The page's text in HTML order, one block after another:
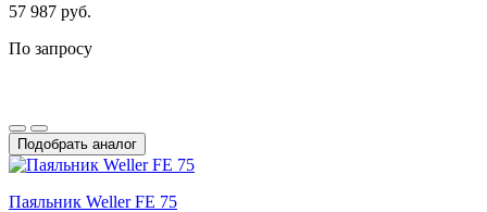
57 987 руб.
По запросу
Подобрать аналог
Паяльник Weller FE 75